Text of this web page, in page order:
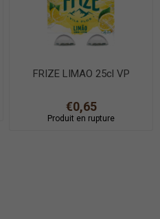
FRIZE LIMAO 25cl VP
€0,65
Produit en rupture